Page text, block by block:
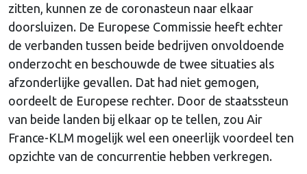
zitten, kunnen ze de coronasteun naar elkaar
doorsluizen. De Europese Commissie heeft echter
de verbanden tussen beide bedrijven onvoldoende
onderzocht en beschouwde de twee situaties als
afzonderlijke gevallen. Dat had niet gemogen,
oordeelt de Europese rechter. Door de staatssteun
van beide landen bij elkaar op te tellen, zou Air
France-KLM mogelijk wel een oneerlijk voordeel ten
opzichte van de concurrentie hebben verkregen.